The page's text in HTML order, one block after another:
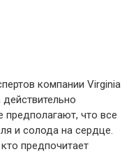
компании Virginia
что все
и солода на сердце.
предпочитает